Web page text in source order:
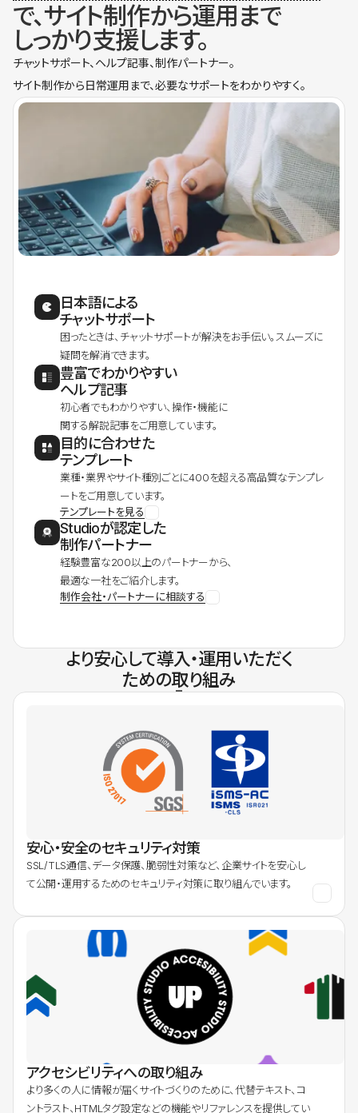
で、サイト制作から運用まで
しっかり支援します。
チャットサポート、ヘルプ記事、制作パートナー。
サイト制作から日常運用まで、必要なサポートをわかりやすく。
日本語による
チャットサポート
困ったときは、チャットサポートが解決をお手伝い。スムーズに
疑問を解消できます。
豊富でわかりやすい
ヘルプ記事
初心者でもわかりやすい、操作・機能に
関する解説記事をご用意しています。
目的に合わせた
テンプレート
業種・業界やサイト種別ごとに400を超える高品質なテンプレ
ートをご用意しています。
テンプレートを見る
Studioが認定した
制作パートナー
経験豊富な200以上のパートナーから、
最適な一社をご紹介します。
制作会社・パートナーに相談する
より安心して導入・運用いただく
ための取り組み
安心・安全のセキュリティ対策
SSL/TLS通信、データ保護、脆弱性対策など、企業サイトを安心し
て公開・運用するためのセキュリティ対策に取り組んでいます。
アクセシビリティへの取り組み
より多くの人に情報が届くサイトづくりのために、代替テキスト、コ
ントラスト、HTMLタグ設定などの機能やリファレンスを提供してい